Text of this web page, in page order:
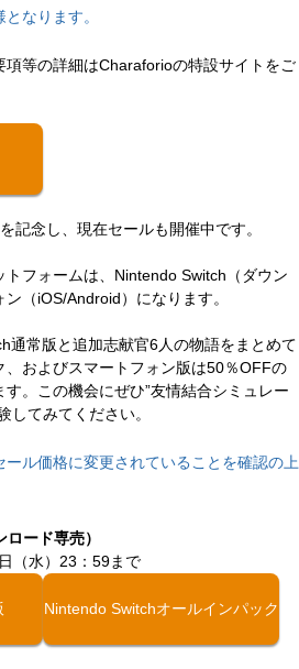
なります。
等の詳細はCharaforioの特設サイトをご
記念し、現在セールも開催中です。
フォームは、Nintendo Switch（ダウン
（iOS/Android）になります。
常版と追加志献官6人の物語をまとめて
およびスマートフォン版は50％OFFの
。この機会にぜひ”友情結合シミュレー
してみてください。
ル価格に変更されていることを確認の上
ード専売）
（水）23：59まで
Nintendo Switchオールインパック